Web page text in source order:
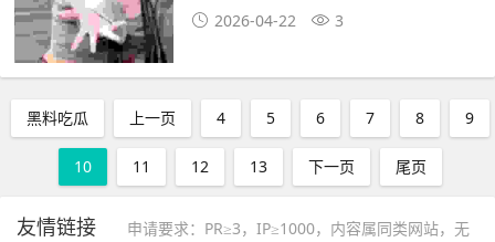
2026-04-22 3
黑料吃瓜 上一页 4 5 6 7 8 9
10 11 12 13 下一页 尾页
友情链接
申请要求：PR≥3，IP≥1000，内容属同类网站，无